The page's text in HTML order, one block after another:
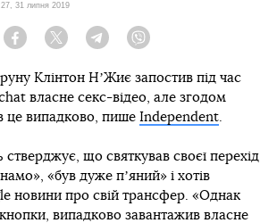
31 липня 2019
Facebook Twitter Telegram
Клінтон НʼЖиє запостив під час
власне секс-відео, але згодом
це випадково, пише Independent.
стверджує, що святкував своєї перехід
«був дуже пʼяний» і хотів
новини про свій трансфер. «Однак
випадково завантажив власне